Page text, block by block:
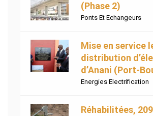
(Phase 2)
Ponts Et Echangeurs
Mise en service
distribution
d’Anani (Port-
Energies Electrification
Réhabilitées,